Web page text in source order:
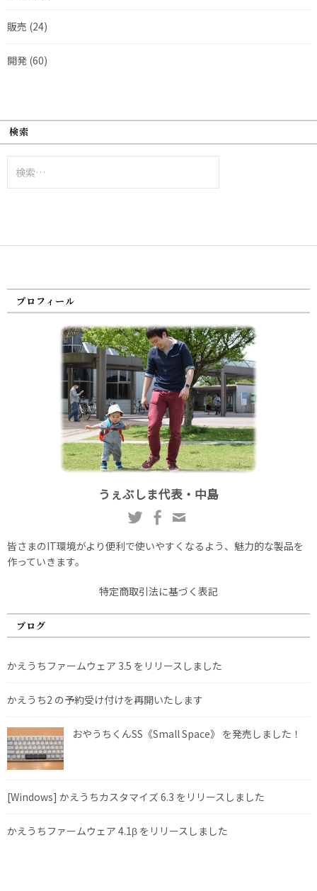
販売 (24)
開発 (60)
検索
索:
プロフィール
うぇぶしま代表・中島
皆さまのIT環境がより便利で使いやすくなるよう、魅力的な製品を
作っていきます。
特定商取引法に基づく表記
ブログ
かえうちファームウェア 3.5 をリリースしました
かえうち2 の予約受け付けを再開いたします
おやうちくんSS《Small Space》 を発売しました！
[Windows] かえうちカスタマイズ 6.3 をリリースしました
かえうちファームウェア 4.1β をリリースしました